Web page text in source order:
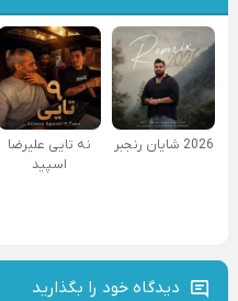
2026 شایان رنجبر
نه تایی علیرضا
اسپید
دیدگاه خود را بگذارید